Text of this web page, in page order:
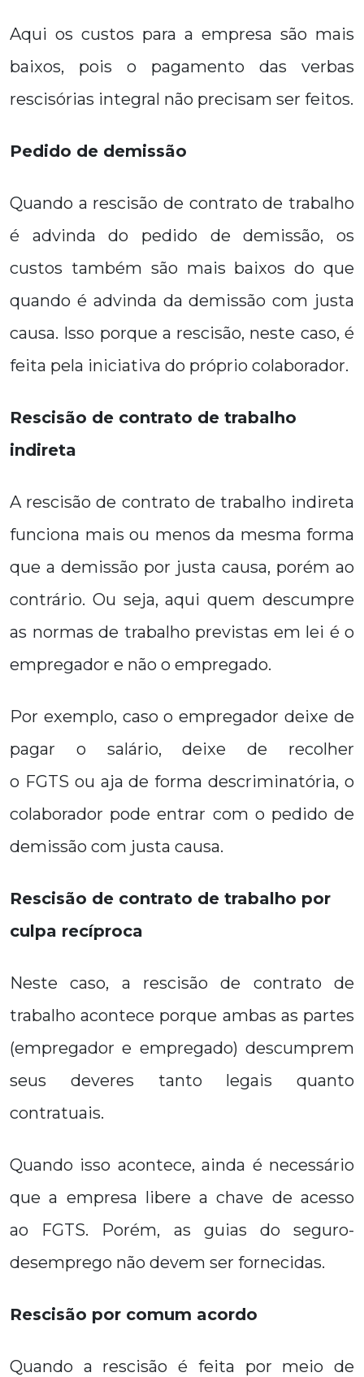
Aqui os custos para a empresa são mais
baixos, pois o pagamento das verbas
rescisórias integral não precisam ser feitos.
Pedido de demissão
Quando a rescisão de contrato de trabalho
é advinda do pedido de demissão, os
custos também são mais baixos do que
quando é advinda da demissão com justa
causa. Isso porque a rescisão, neste caso, é
feita pela iniciativa do próprio colaborador.
Rescisão de contrato de trabalho
indireta
A rescisão de contrato de trabalho indireta
funciona mais ou menos da mesma forma
que a demissão por justa causa, porém ao
contrário. Ou seja, aqui quem descumpre
as normas de trabalho previstas em lei é o
empregador e não o empregado.
Por exemplo, caso o empregador deixe de
pagar o salário, deixe de recolher
o FGTS ou aja de forma descriminatória, o
colaborador pode entrar com o pedido de
demissão com justa causa.
Rescisão de contrato de trabalho por
culpa recíproca
Neste caso, a rescisão de contrato de
trabalho acontece porque ambas as partes
(empregador e empregado) descumprem
seus deveres tanto legais quanto
contratuais.
Quando isso acontece, ainda é necessário
que a empresa libere a chave de acesso
ao FGTS. Porém, as guias do seguro-
desemprego não devem ser fornecidas.
Rescisão por comum acordo
Quando a rescisão é feita por meio de